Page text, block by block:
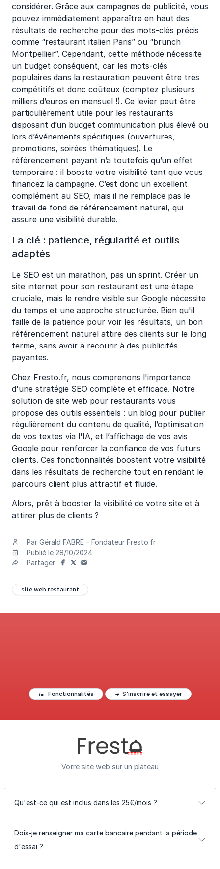
considérer. Grâce aux campagnes de publicité, vous
pouvez immédiatement apparaître en haut des
résultats de recherche pour des mots-clés précis
comme “restaurant italien Paris” ou “brunch
Montpellier”. Cependant, cette méthode nécessite
un budget conséquent, car les mots-clés
populaires dans la restauration peuvent être très
compétitifs et donc coûteux (comptez plusieurs
milliers d’euros en mensuel !). Ce levier peut être
particulièrement utile pour les restaurants
disposant d’un budget communication plus élevé ou
lors d’événements spécifiques (ouvertures,
promotions, soirées thématiques). Le
référencement payant n’a toutefois qu’un effet
temporaire : il booste votre visibilité tant que vous
financez la campagne. C’est donc un excellent
complément au SEO, mais il ne remplace pas le
travail de fond de référencement naturel, qui
assure une visibilité durable.
La clé : patience, régularité et outils
adaptés
Le SEO est un marathon, pas un sprint. Créer un
site internet pour son restaurant est une étape
cruciale, mais le rendre visible sur Google nécessite
du temps et une approche structurée. Bien qu'il
faille de la patience pour voir les résultats, un bon
référencement naturel attire des clients sur le long
terme, sans avoir à recourir à des publicités
payantes.
Chez Fresto.fr, nous comprenons l'importance
d'une stratégie SEO complète et efficace. Notre
solution de site web pour restaurants vous
propose des outils essentiels : un blog pour publier
régulièrement du contenu de qualité, l’optimisation
de vos textes via l'IA, et l’affichage de vos avis
Google pour renforcer la confiance de vos futurs
clients. Ces fonctionnalités boostent votre visibilité
dans les résultats de recherche tout en rendant le
parcours client plus attractif et fluide.
Alors, prêt à booster la visibilité de votre site et à
attirer plus de clients ?
Par Gérald FABRE - Fondateur Fresto.fr
Publié le 28/10/2024
Partager
site web restaurant
Fonctionnalités S'inscrire et essayer
Votre site web sur un plateau
Qu'est-ce qui est inclus dans les 25€/mois ?
Dois-je renseigner ma carte bancaire pendant la période
d'essai ?